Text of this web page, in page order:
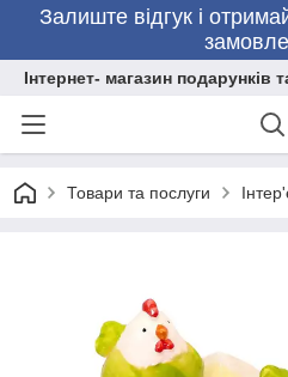
Залиште відгук і
Інтернет- магазин подарунків
Товари та послуги